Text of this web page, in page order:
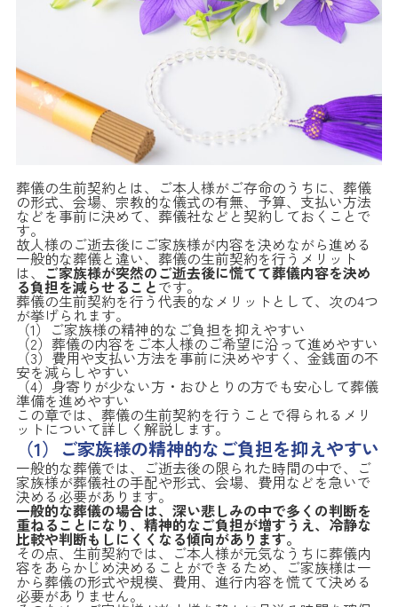
葬儀の生前契約とは、ご本人様がご存命のうちに、葬儀
の形式、会場、宗教的な儀式の有無、予算、支払い方法
などを事前に決めて、葬儀社などと契約しておくことで
す。
故人様のご逝去後にご家族様が内容を決めながら進める
一般的な葬儀と違い、葬儀の生前契約を行うメリット
は、 ご家族様が突然のご逝去後に慌てて葬儀内容を決め
る負担を減らせることです。
葬儀の生前契約を行う代表的なメリットとして、次の4つ
が挙げられます。
（1）ご家族様の精神的なご負担を抑えやすい
（2）葬儀の内容をご本人様のご希望に沿って進めやすい
（3）費用や支払い方法を事前に決めやすく、金銭面の不
安を減らしやすい
（4）身寄りが少ない方・おひとりの方でも安心して葬儀
準備を進めやすい
この章では、葬儀の生前契約を行うことで得られるメリ
ットについて詳しく解説します。
（1）ご家族様の精神的なご負担を抑えやすい
一般的な葬儀では、ご逝去後の限られた時間の中で、ご
家族様が葬儀社の手配や形式、会場、費用などを急いで
決める必要があります。
一般的な葬儀の場合は、深い悲しみの中で多くの判断を
重ねることになり、精神的なご負担が増すうえ、冷静な
比較や判断もしにくくなる傾向があります。
その点、生前契約では、ご本人様が元気なうちに葬儀内
容をあらかじめ決めることができるため、ご家族様は一
から葬儀の形式や規模、費用、進行内容を慌てて決める
必要がありません。